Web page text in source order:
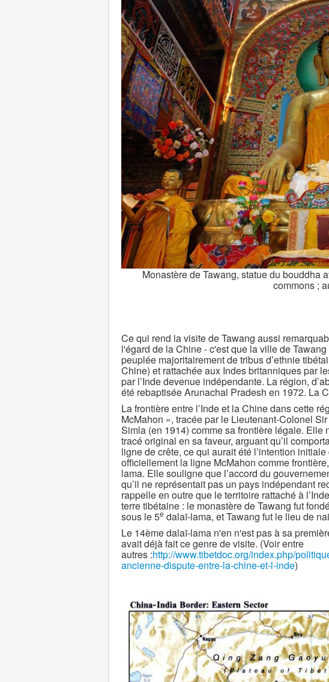
Monastère de Tawang, statue du bouddha
commons ;
Ce qui rend la visite de Tawang aussi
l'égard de la Chine - c'est que la ville de
peuplée majoritairement de tribus d’ethnie
Chine) et rattachée aux Indes britanniques par
par l’Inde devenue indépendante. La région,
été rebaptisée Arunachal Pradesh en 1972. La
La frontière entre l’Inde et la Chine dans cette
McMahon », tracée par le Lieutenant-Colonel
Simla (en 1914) comme sa frontière légale. Elle
tracé original en sa faveur, arguant qu’il
ligne de crête, ce qui aurait été l’intention
officiellement la ligne McMahon comme
lama. Elle souligne que l’accord du
qu’il ne représentait pas un pays indépendant
rappelle en outre que le territoire rattaché à
terre tibétaine : le monastère de Tawang fut
sous le 5e dalaï-lama, et Tawang fut le lieu de
Le 14ème dalaï-lama n'en n'est pas à sa
avait déjà fait ce genre de visite. (Voir entre
autres :http://www.tibetdoc.org/index.php/
ancienne-dispute-entre-la-chine-et-l-inde)